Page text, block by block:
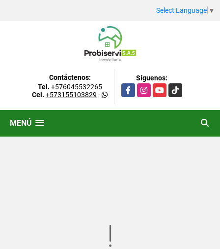
Select Language ▼
Contáctenos:
Tel. +576045532265
Cel. +573155103829 -
Síguenos:
FacebookInstagramYouTubeTikTok
MENÚ